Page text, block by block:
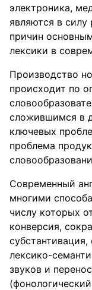
электроника,
являются в силу
причин
лексики в
Производство
происходит по
сложившимся в
ключевых
проблема
Современный
многими
числу которых
конверсия,
лексико-
звуков и